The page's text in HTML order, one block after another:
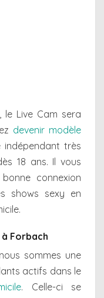
le Live Cam sera
devenir modèle
très
18 ans. Il vous
connexion
shows sexy en
Forbach
sommes une
actifs dans le
. Celle-ci se